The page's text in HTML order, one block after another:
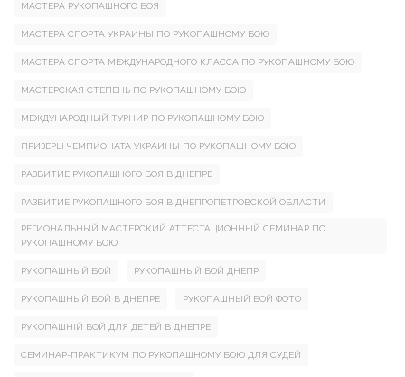
МАСТЕРА РУКОПАШНОГО БОЯ
МАСТЕРА СПОРТА УКРАИНЫ ПО РУКОПАШНОМУ БОЮ
МАСТЕРА СПОРТА МЕЖДУНАРОДНОГО КЛАССА ПО РУКОПАШНОМУ БОЮ
МАСТЕРСКАЯ СТЕПЕНЬ ПО РУКОПАШНОМУ БОЮ
МЕЖДУНАРОДНЫЙ ТУРНИР ПО РУКОПАШНОМУ БОЮ
ПРИЗЕРЫ ЧЕМПИОНАТА УКРАИНЫ ПО РУКОПАШНОМУ БОЮ
РАЗВИТИЕ РУКОПАШНОГО БОЯ В ДНЕПРЕ
РАЗВИТИЕ РУКОПАШНОГО БОЯ В ДНЕПРОПЕТРОВСКОЙ ОБЛАСТИ
РЕГИОНАЛЬНЫЙ МАСТЕРСКИЙ АТТЕСТАЦИОННЫЙ СЕМИНАР ПО
РУКОПАШНОМУ БОЮ
РУКОПАШНЫЙ БОЙ РУКОПАШНЫЙ БОЙ ДНЕПР
РУКОПАШНЫЙ БОЙ В ДНЕПРЕ РУКОПАШНЫЙ БОЙ ФОТО
РУКОПАШНІЙ БОЙ ДЛЯ ДЕТЕЙ В ДНЕПРЕ
СЕМИНАР-ПРАКТИКУМ ПО РУКОПАШНОМУ БОЮ ДЛЯ СУДЕЙ